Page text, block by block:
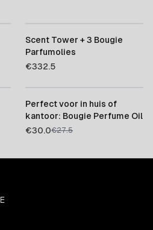
Scent Tower + 3 Bougie
Parfumolies
€332.5
Perfect voor in huis of
kantoor: Bougie Perfume Oil
€30.0€27.5